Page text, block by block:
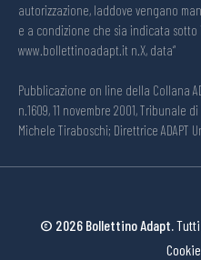
autorizzazione, laddove vengano
e a condizione che sia indicata
www.bollettinoadapt.it n.X, data“
Pubblicazione on line della Collana
n.1609, 11 novembre 2001, Tribunale
Michele Tiraboschi; Direttrice ADAPT
© 2026 Bollettino Adapt.